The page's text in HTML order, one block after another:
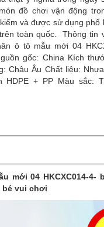
đồ chơi vận động
và được sử dụng phổ
toàn quốc. Thông tin
ô tô mẫu mới 04
gốc: China Kích
Châu Âu Chất liệu:
HDPE + PP Màu sắc:
mới 04 HKCXC014-4-
bé vui chơi